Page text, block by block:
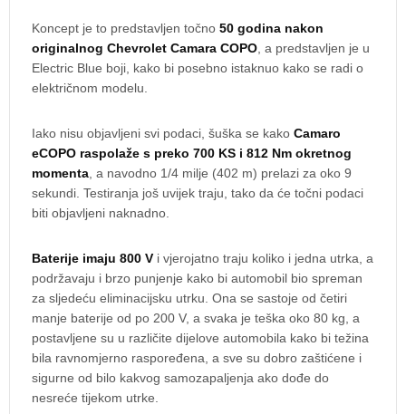
Koncept je to predstavljen točno 50 godina nakon
originalnog Chevrolet Camara COPO , a predstavljen je u
Electric Blue boji, kako bi posebno istaknuo kako se radi o
električnom modelu.
Iako nisu objavljeni svi podaci, šuška se kako Camaro
eCOPO raspolaže s preko 700 KS i 812 Nm okretnog
momenta , a navodno 1/4 milje (402 m) prelazi za oko 9
sekundi. Testiranja još uvijek traju, tako da će točni podaci
biti objavljeni naknadno.
Baterije imaju 800 V i vjerojatno traju koliko i jedna utrka, a
podržavaju i brzo punjenje kako bi automobil bio spreman
za sljedeću eliminacijsku utrku. Ona se sastoje od četiri
manje baterije od po 200 V, a svaka je teška oko 80 kg, a
postavljene su u različite dijelove automobila kako bi težina
bila ravnomjerno raspoređena, a sve su dobro zaštićene i
sigurne od bilo kakvog samozapaljenja ako dođe do
nesreće tijekom utrke.